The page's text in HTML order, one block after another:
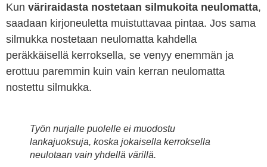
Kun väriraidasta nostetaan silmukoita neulomatta,
saadaan kirjoneuletta muistuttavaa pintaa. Jos sama
silmukka nostetaan neulomatta kahdella
peräkkäisellä kerroksella, se venyy enemmän ja
erottuu paremmin kuin vain kerran neulomatta
nostettu silmukka.
Työn nurjalle puolelle ei muodostu
lankajuoksuja, koska jokaisella kerroksella
neulotaan vain yhdellä värillä.